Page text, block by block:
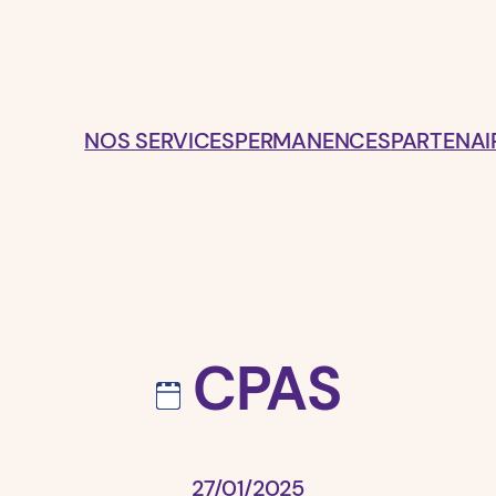
NOS SERVICESPERMANENCES
CPAS
27/01/2025